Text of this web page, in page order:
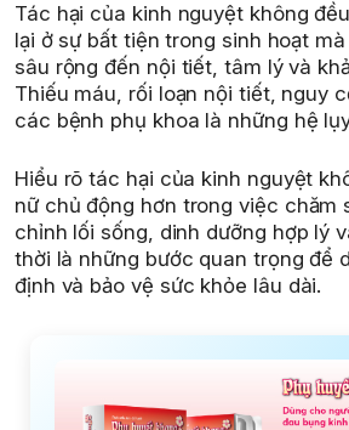
Tác hại của kinh nguyệt không
lại ở sự bất tiện trong sinh hoạt
sâu rộng đến nội tiết, tâm lý và
Thiếu máu, rối loạn nội tiết, nguy
các bệnh phụ khoa là những hệ
Hiểu rõ tác hại của kinh nguyệt
nữ chủ động hơn trong việc chăm
chỉnh lối sống, dinh dưỡng hợp lý
thời là những bước quan trọng để
định và bảo vệ sức khỏe lâu dài.